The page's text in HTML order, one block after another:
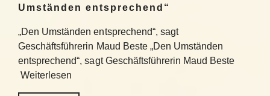
Umständen entsprechend“
„Den Umständen entsprechend“, sagt
Geschäftsführerin Maud Beste „Den Umständen
entsprechend“, sagt Geschäftsführerin Maud Beste
Weiterlesen